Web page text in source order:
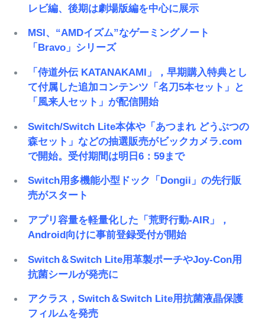
レビ編、後期は劇場版編を中心に展示
MSI、“AMDイズム”なゲーミングノート
「Bravo」シリーズ
「侍道外伝 KATANAKAMI」，早期購入特典とし
て付属した追加コンテンツ「名刀5本セット」と
「風来人セット」が配信開始
Switch/Switch Lite本体や「あつまれ どうぶつの
森セット」などの抽選販売がビックカメラ.com
で開始。受付期間は明日6：59まで
Switch用多機能小型ドック「Dongii」の先行販
売がスタート
アプリ容量を軽量化した「荒野行動-AIR」，
Android向けに事前登録受付が開始
Switch＆Switch Lite用革製ポーチやJoy-Con用
抗菌シールが発売に
アクラス，Switch＆Switch Lite用抗菌液晶保護
フィルムを発売